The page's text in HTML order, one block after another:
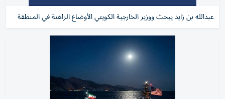
عبدالله بن زايد يبحث ووزير الخارجية الكويتي الأوضاع الراهنة في المنطقة